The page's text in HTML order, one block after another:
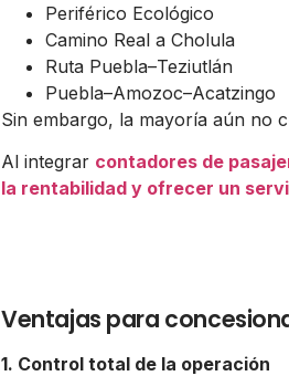
Periférico Ecológico
Camino Real a Cholula
Ruta Puebla–Teziutlán
Puebla–Amozoc–Acatzingo
Sin embargo, la mayoría aún no
Al integrar contadores de
la rentabilidad y ofrecer un
Ventajas para
1. Control total de la operación